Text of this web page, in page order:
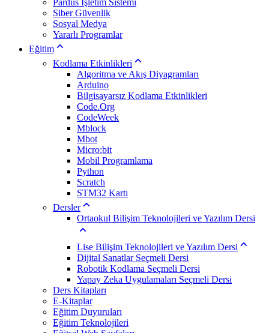
Pardus İşletim Sistemi
Siber Güvenlik
Sosyal Medya
Yararlı Programlar
Eğitim
Kodlama Etkinlikleri
Algoritma ve Akış Diyagramları
Arduino
Bilgisayarsız Kodlama Etkinlikleri
Code.Org
CodeWeek
Mblock
Mbot
Micro:bit
Mobil Programlama
Python
Scratch
STM32 Kartı
Dersler
Ortaokul Bilişim Teknolojileri ve Yazılım Dersi
Lise Bilişim Teknolojileri ve Yazılım Dersi
Dijital Sanatlar Seçmeli Dersi
Robotik Kodlama Seçmeli Dersi
Yapay Zeka Uygulamaları Seçmeli Dersi
Ders Kitapları
E-Kitaplar
Eğitim Duyuruları
Eğitim Teknolojileri